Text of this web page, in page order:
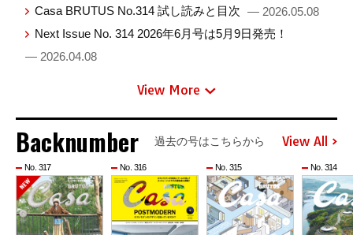
Casa BRUTUS No.314 試し読みと目次 — 2026.05.08
Next Issue No. 314 2026年6月号は5月9日発売！
— 2026.04.08
View More
Backnumber 過去の号はこちらから View All
No. 317 No. 316 No. 315 No. 314